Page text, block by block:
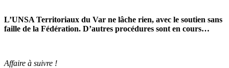
L’UNSA Territoriaux du Var ne lâche rien, avec le sou­tien sans
faille de la Fédération. D’autres pro­cé­du­res sont en cours…
Affaire à suivre !